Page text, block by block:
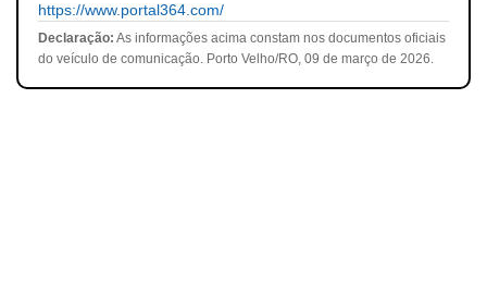
https://www.portal364.com/
Declaração: As informações acima constam nos documentos oficiais
do veículo de comunicação. Porto Velho/RO, 09 de março de 2026.